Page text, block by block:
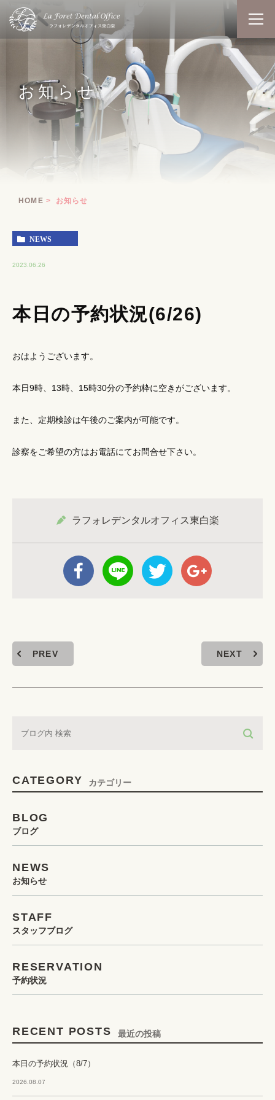
お知らせ
HOME お知らせ
NEWS
2023.06.26
本日の予約状況(6/26)
おはようございます。
本日9時、13時、15時30分の予約枠に空きがございます。
また、定期検診は午後のご案内が可能です。
診察をご希望の方はお電話にてお問合せ下さい。
ラフォレデンタルオフィス東白楽
PREV NEXT
CATEGORY カテゴリー
BLOG
ブログ
NEWS
お知らせ
STAFF
スタッフブログ
RESERVATION
予約状況
RECENT POSTS 最近の投稿
本日の予約状況（8/7）
2026.08.07